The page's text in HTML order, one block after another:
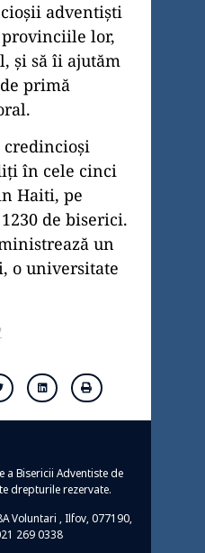
adventiști
provinciile lor,
și să îi ajutăm
primă
credincioși
în cele cinci
Haiti, pe
de biserici.
un
o universitate
Bisericii Adventiste de
drepturile rezervate.
Voluntari , Ilfov, 077190,
269 0338